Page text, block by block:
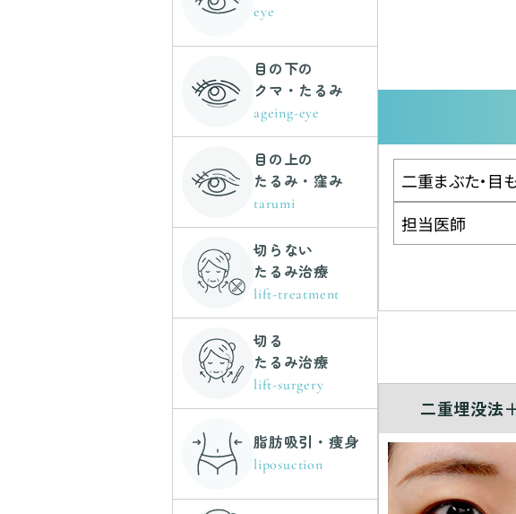
二重埋没法
eye
目の下の
クマ・たるみ
ageing-eye
目の上の
たるみ・窪み
tarumi
切らない
たるみ治療
lift-treatment
切る
たるみ治療
lift-surgery
脂肪吸引・痩身
liposuction